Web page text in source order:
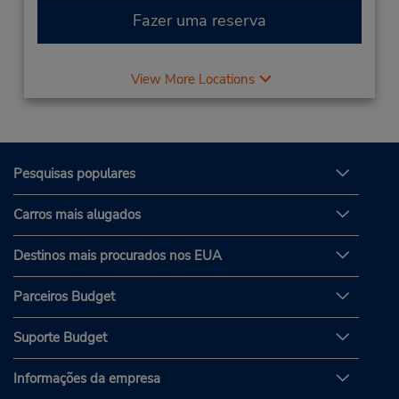
Fazer uma reserva
View More Locations
Pesquisas populares
Carros mais alugados
Destinos mais procurados nos EUA
Parceiros Budget
Suporte Budget
Informações da empresa